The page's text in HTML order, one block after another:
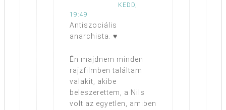
KEDD,
19:49
Antiszociális
anarchista. ♥
Én majdnem minden
rajzfilmben találtam
valakit, akibe
beleszerettem, a Nils
volt az egyetlen, amiben